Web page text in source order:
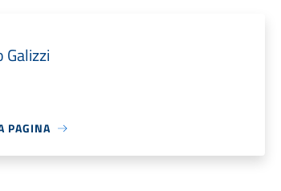
Galizzi
PAGINA